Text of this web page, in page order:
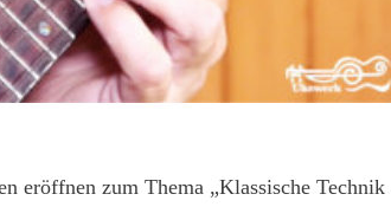
eröffnen zum Thema „Klassische Technik